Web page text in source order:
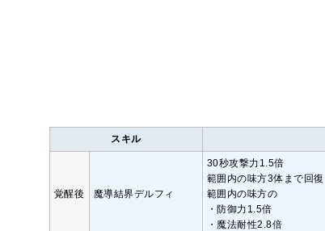
スキル
覚醒後 魔導結界デルフィ
30秒攻撃力1.5倍
範囲内の味方3体まで回復
範囲内の味方の
・防御力1.5倍
・魔法耐性2.8倍